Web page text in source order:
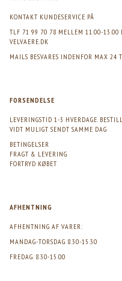
KONTAKT KUNDESERVICE PÅ
TLF 71 99 70 78 MELLEM 11.00-13.00
VELVAERE.DK
MAILS BESVARES INDENFOR MAX 24
FORSENDELSE
LEVERINGSTID 1-3 HVERDAGE.
VIDT MULIGT SENDT SAMME DAG
BETINGELSER
FRAGT & LEVERING
FORTRYD KØBET
AFHENTNING
AFHENTNING AF VARER:
MANDAG-TORSDAG 8.30-15.30
FREDAG. 8.30-15.00